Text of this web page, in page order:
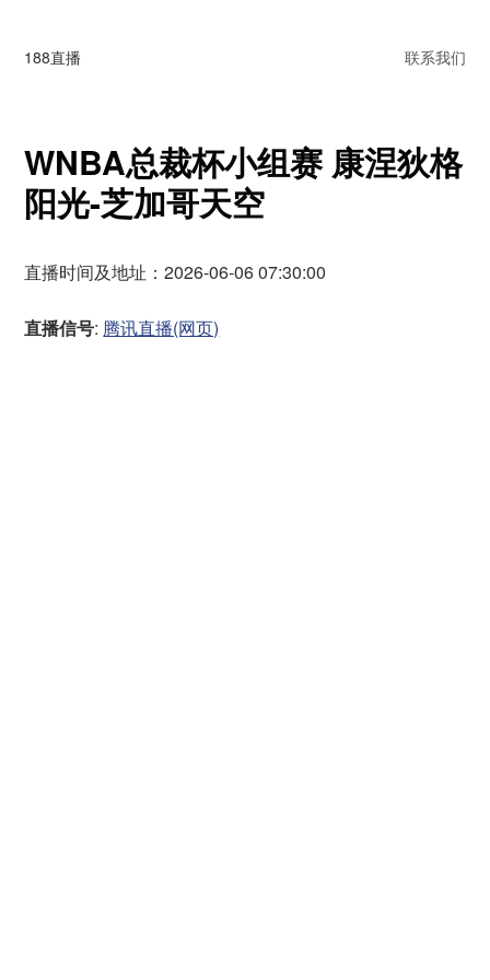
188直播 联系我们
WNBA总裁杯小组赛 康涅狄格
阳光-芝加哥天空
直播时间及地址：2026-06-06 07:30:00
直播信号: 腾讯直播(网页)